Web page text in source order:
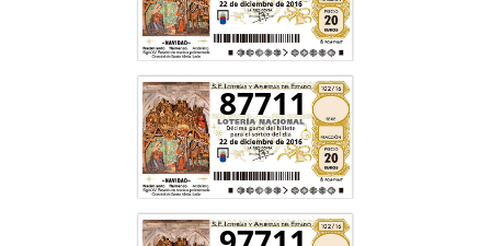
87711